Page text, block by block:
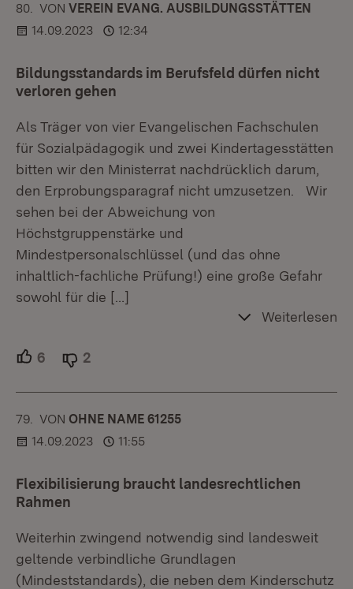
80. KOMMENTAR
VON :VEREIN EVANG. AUSBILDUNGSSTÄTTEN
14.09.2023
12:34
Bildungsstandards im Berufsfeld dürfen nicht
verloren gehen
Als Träger von vier Evangelischen Fachschulen
für Sozialpädagogik und zwei Kindertagesstätten
bitten wir den Ministerrat nachdrücklich darum,
den Erprobungsparagraf nicht umzusetzen. Wir
sehen bei der Abweichung von
Höchstgruppenstärke und
Mindestpersonalschlüssel (und das ohne
inhaltlich-fachliche Prüfung!) eine große Gefahr
sowohl für die […]
Weiterlesen
6 Unterstützer.
2
79. KOMMENTAR
VON :OHNE NAME 61255
14.09.2023
11:55
Flexibilisierung braucht landesrechtlichen
Rahmen
Weiterhin zwingend notwendig sind landesweit
geltende verbindliche Grundlagen
(Mindeststandards), die neben dem Kinderschutz